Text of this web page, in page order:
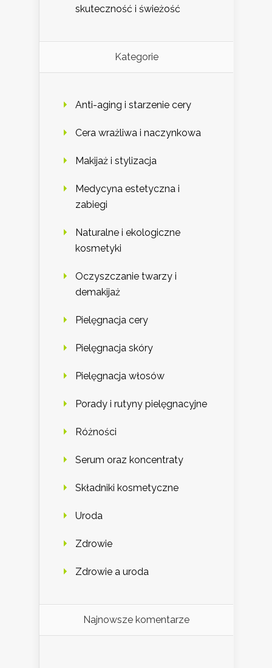
skuteczność i świeżość
Kategorie
Anti-aging i starzenie cery
Cera wrażliwa i naczynkowa
Makijaż i stylizacja
Medycyna estetyczna i
zabiegi
Naturalne i ekologiczne
kosmetyki
Oczyszczanie twarzy i
demakijaż
Pielęgnacja cery
Pielęgnacja skóry
Pielęgnacja włosów
Porady i rutyny pielęgnacyjne
Różności
Serum oraz koncentraty
Składniki kosmetyczne
Uroda
Zdrowie
Zdrowie a uroda
Najnowsze komentarze